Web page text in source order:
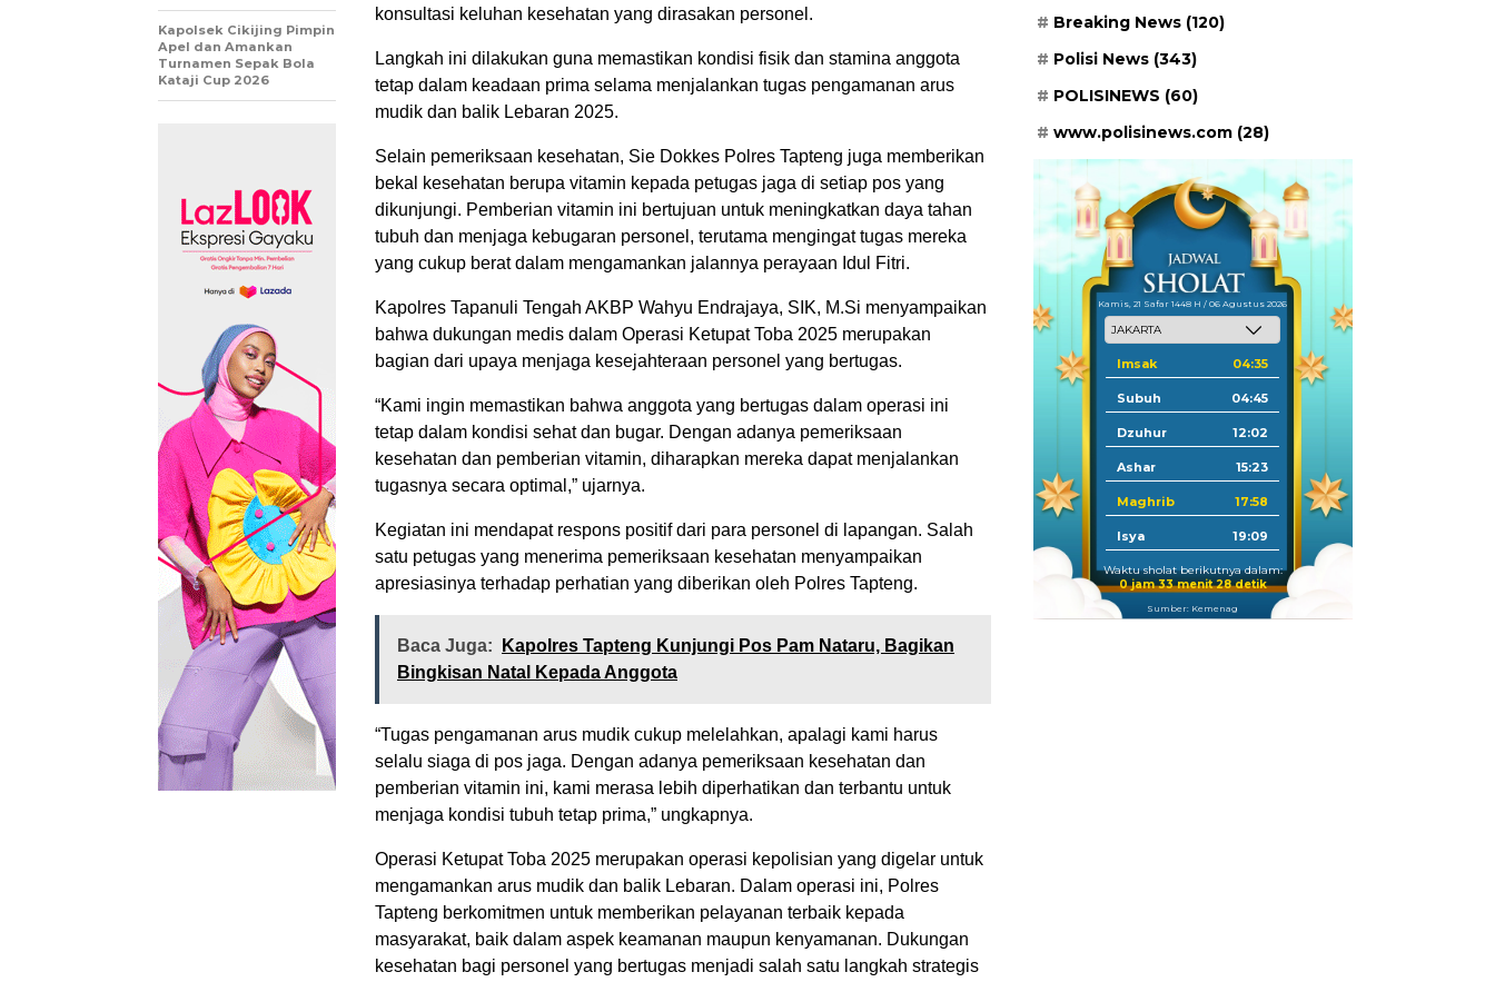
konsultasi keluhan kesehatan yang dirasakan personel.
Langkah ini dilakukan guna memastikan kondisi fisik dan stamina anggota
tetap dalam keadaan prima selama menjalankan tugas pengamanan arus
mudik dan balik Lebaran 2025.
Selain pemeriksaan kesehatan, Sie Dokkes Polres Tapteng juga memberikan
bekal kesehatan berupa vitamin kepada petugas jaga di setiap pos yang
dikunjungi. Pemberian vitamin ini bertujuan untuk meningkatkan daya tahan
tubuh dan menjaga kebugaran personel, terutama mengingat tugas mereka
yang cukup berat dalam mengamankan jalannya perayaan Idul Fitri.
Kapolres Tapanuli Tengah AKBP Wahyu Endrajaya, SIK, M.Si menyampaikan
bahwa dukungan medis dalam Operasi Ketupat Toba 2025 merupakan
bagian dari upaya menjaga kesejahteraan personel yang bertugas.
“Kami ingin memastikan bahwa anggota yang bertugas dalam operasi ini
tetap dalam kondisi sehat dan bugar. Dengan adanya pemeriksaan
kesehatan dan pemberian vitamin, diharapkan mereka dapat menjalankan
tugasnya secara optimal,” ujarnya.
Kegiatan ini mendapat respons positif dari para personel di lapangan. Salah
satu petugas yang menerima pemeriksaan kesehatan menyampaikan
apresiasinya terhadap perhatian yang diberikan oleh Polres Tapteng.
Baca Juga:
Kapolres Tapteng Kunjungi Pos Pam Nataru, Bagikan
Bingkisan Natal Kepada Anggota
“Tugas pengamanan arus mudik cukup melelahkan, apalagi kami harus
selalu siaga di pos jaga. Dengan adanya pemeriksaan kesehatan dan
pemberian vitamin ini, kami merasa lebih diperhatikan dan terbantu untuk
menjaga kondisi tubuh tetap prima,” ungkapnya.
Operasi Ketupat Toba 2025 merupakan operasi kepolisian yang digelar untuk
mengamankan arus mudik dan balik Lebaran. Dalam operasi ini, Polres
Tapteng berkomitmen untuk memberikan pelayanan terbaik kepada
masyarakat, baik dalam aspek keamanan maupun kenyamanan. Dukungan
kesehatan bagi personel yang bertugas menjadi salah satu langkah strategis
Kapolsek Cikijing Pimpin
Apel dan Amankan
Turnamen Sepak Bola
Kataji Cup 2026
Breaking News (120)
Polisi News (343)
POLISINEWS (60)
www.polisinews.com (28)
Kamis, 21 Safar 1448 H / 06 Agustus 2026
Imsak 04:35
Subuh 04:45
Dzuhur 12:02
Ashar 15:23
Maghrib 17:58
Isya 19:09
Waktu sholat berikutnya dalam:
0 jam 33 menit 27 detik
Sumber: Kemenag